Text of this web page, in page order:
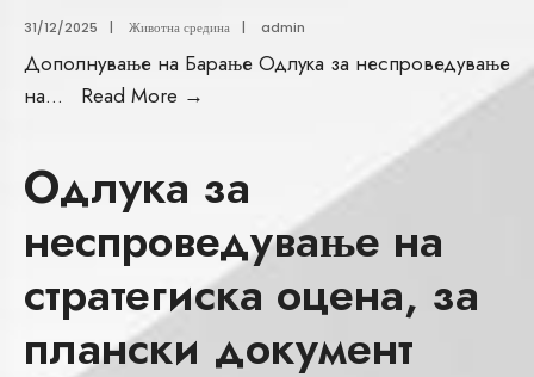
31/12/2025 | Животна средина | admin
Дополнување на Барање Одлука за неспроведување
на... Read More →
Одлука за
неспроведување на
стратегиска оцена, за
плански документ